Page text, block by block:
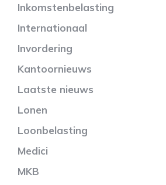
Inkomstenbelasting
Internationaal
Invordering
Kantoornieuws
Laatste nieuws
Lonen
Loonbelasting
Medici
MKB